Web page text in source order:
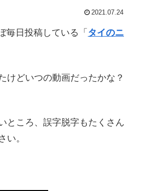
2021.07.24
毎日投稿している「 タイのニ
けどいつの動画だったかな？
ところ、誤字脱字もたくさん
い。